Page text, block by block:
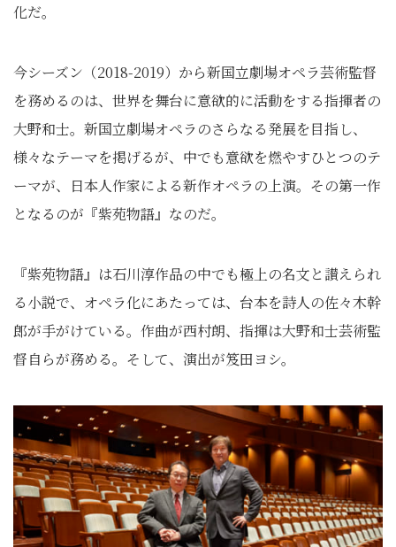
化だ。
今シーズン（2018-2019）から新国立劇場オペラ芸術監督
を務めるのは、世界を舞台に意欲的に活動をする指揮者の
大野和士。新国立劇場オペラのさらなる発展を目指し、
様々なテーマを掲げるが、中でも意欲を燃やすひとつのテ
ーマが、日本人作家による新作オペラの上演。その第一作
となるのが『紫苑物語』なのだ。
『紫苑物語』は石川淳作品の中でも極上の名文と讃えられ
る小説で、オペラ化にあたっては、台本を詩人の佐々木幹
郎が手がけている。作曲が西村朗、指揮は大野和士芸術監
督自らが務める。そして、演出が笈田ヨシ。